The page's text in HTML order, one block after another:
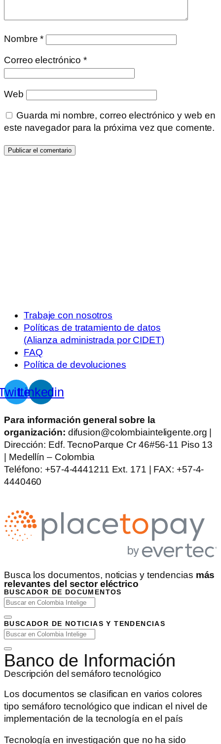
Nombre*
Correo electrónico*
Web
Guarda mi nombre, correo electrónico y web en
este navegador para la próxima vez que comente.
Trabaje con nosotros
Políticas de tratamiento de datos
(Alianza administrada por CIDET)
FAQ
Política de devoluciones
Linkedin
Para información general sobre la
organización: difusion@colombiainteligente.org |
Dirección: Edf. TecnoParque Cr 46#56-11 Piso 13
| Medellín – Colombia
Teléfono: +57-4-4441211 Ext. 171 | FAX: +57-4-
4440460
Busca los documentos, noticias y tendencias más
relevantes del sector eléctrico
BUSCADOR DE DOCUMENTOS
BUSCADOR DE NOTICIAS Y TENDENCIAS
Banco de Información
Descripción del semáforo tecnológico
Los documentos se clasifican en varios colores
tipo semáforo tecnológico que indican el nivel de
implementación de la tecnología en el país
Tecnología en investigación que no ha sido